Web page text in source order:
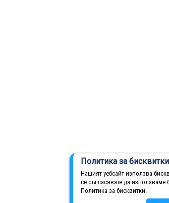
Политика за бисквитки
Нашият уебсайт използва
се съгласявате да използваме
Политика за бисквитки.